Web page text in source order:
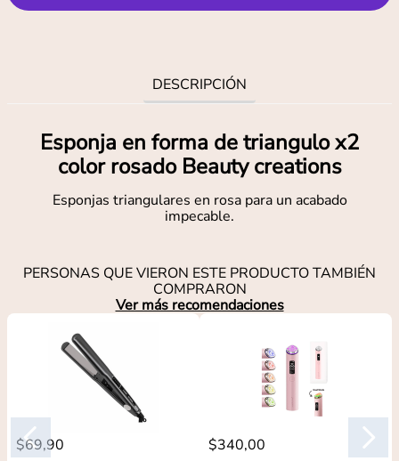
DESCRIPCIÓN
Esponja en forma de triangulo x2
color rosado Beauty creations
Esponjas triangulares en rosa para un acabado
impecable.
PERSONAS QUE VIERON ESTE PRODUCTO TAMBIÉN
COMPRARON
Ver más recomendaciones
$69,90 $340,00